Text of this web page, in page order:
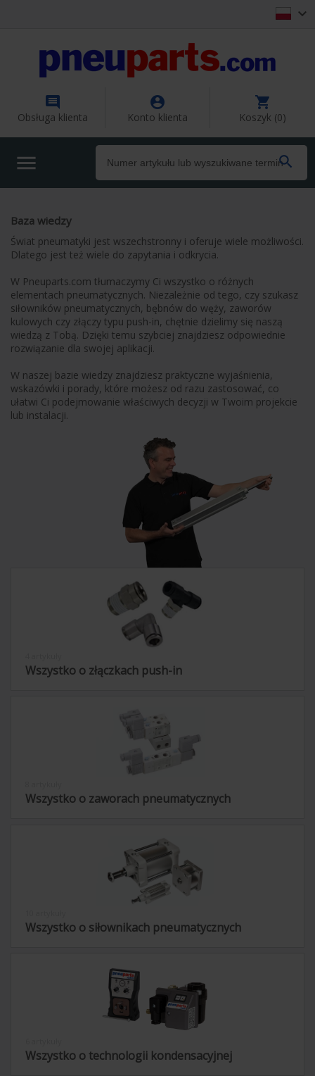


Obsługa klienta

Konto klienta

Koszyk (0)
 
Baza wiedzy
Świat pneumatyki jest wszechstronny i oferuje wiele możliwości.
Dlatego jest też wiele do zapytania i odkrycia.
W Pneuparts.com tłumaczymy Ci wszystko o różnych
elementach pneumatycznych. Niezależnie od tego, czy szukasz
siłowników pneumatycznych, bębnów do węży, zaworów
kulowych czy złączy typu push-in, chętnie dzielimy się naszą
wiedzą z Tobą. Dzięki temu szybciej znajdziesz odpowiednie
rozwiązanie dla swojej aplikacji.
W naszej bazie wiedzy znajdziesz praktyczne wyjaśnienia,
wskazówki i porady, które możesz od razu zastosować, co
ułatwi Ci podejmowanie właściwych decyzji w Twoim projekcie
lub instalacji.
Wszystko o złączkach push-in
Wszystko o zaworach pneumatycznych
Wszystko o siłownikach pneumatycznych
Wszystko o technologii kondensacyjnej